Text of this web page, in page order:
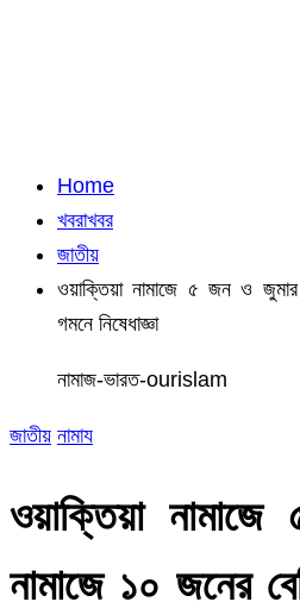
Home
খবরাখবর
জাতীয়
ওয়াক্তিয়া নামাজে ৫ জন ও
গমনে নিষেধাজ্ঞা
নামাজ-ভারত-ourislam
জাতীয় নামায
ওয়াক্তিয়া
নামাজে ১০ জনের